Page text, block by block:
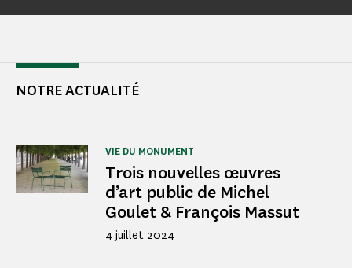
NOTRE ACTUALITÉ
Trois nouvelles œuvres
d’art public de Michel
Goulet & François Massut
VIE DU MONUMENT
4 juillet 2024